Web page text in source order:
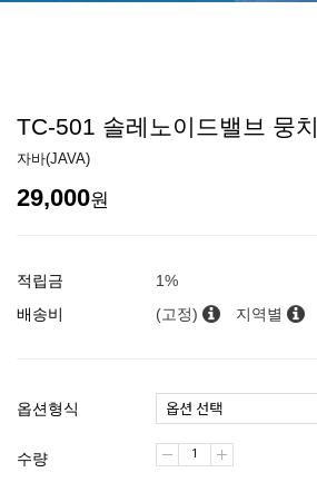
TC-501 솔레노이드밸브 뭉치
자바(JAVA)
29,000원
적립금
1%
배송비
(고정) 지역별
옵션형식
수량